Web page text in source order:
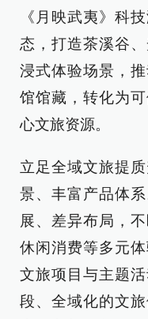
《月映武夷》科
态，打造茶溪谷
浸式体验场景，
馆馆藏，转化为
心文旅资源。
立足全域文旅提
景、丰富产品体
展、差异布局，
休闲消费等多元
文旅项目与主题
段、全域化的文